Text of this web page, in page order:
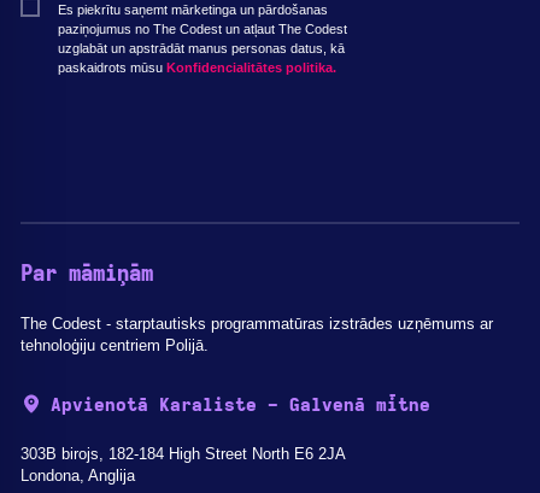
Es piekrītu saņemt mārketinga un pārdošanas
paziņojumus no The Codest un atļaut The Codest
uzglabāt un apstrādāt manus personas datus, kā
paskaidrots mūsu Konfidencialitātes politika.
Par māmiņām
The Codest - starptautisks programmatūras izstrādes uzņēmums ar
tehnoloģiju centriem Polijā.
Apvienotā Karaliste - Galvenā mītne
303B birojs, 182-184 High Street North E6 2JA
Londona, Anglija